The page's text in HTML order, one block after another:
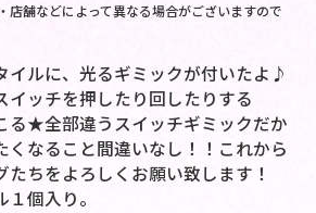
舗などによって異なる場合がございますので
イルに、光るギミックが付いたよ♪
イッチを押したり回したりする
る★全部違うスイッチギミックだか
くなること間違いなし！！これから
ちをよろしくお願い致します！
個入り。